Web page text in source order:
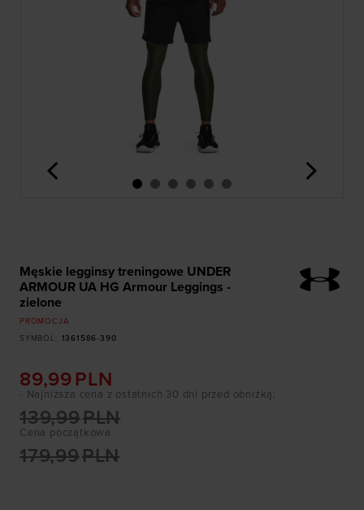
<
Męskie legginsy treningowe UNDER
ARMOUR UA HG Armour Leggings -
zielone
PROMOCJA
SYMBOL
1361586-390
89,99 PLN
Cena początkowa
179,99PLN
139,99PLN
- Najniższa cena z ostatnich 30 dni przed obniżką: